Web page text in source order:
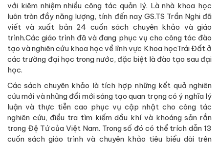
với kiêm nhiệm nhiều công tác quản lý. Là nhà khoa học
luôn tràn đầy năng lượng, tính đến nay GS.TS Trần Nghi đã
viết và xuất bản 24 cuốn sách chuyên khảo và giáo
trình.Các giáo trình đã và đang phục vụ cho công tác đào
tạo và nghiên cứu khoa học về lĩnh vực Khoa họcTrái Đất ở
các trường đại học trong nước, đặc biệt là đào tạo sau đại
học.
Các sách chuyên khảo là tích hợp những kết quả nghiên
cứu mới và những đổi mới sáng tạo quan trọng có ý nghĩa lý
luận và thực tiễn cao phục vụ cập nhật cho công tác
nghiên cứu, điều tra tìm kiếm dầu khí và khoáng sản rắn
trong Đệ Tứ của Việt Nam. Trong số đó có thể trích dẫn 13
cuốn sách giáo trình và chuyên khảo tiêu biểu dài trên